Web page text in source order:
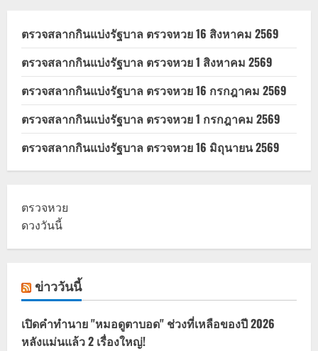
เป๋า
ตัง
ตรวจสลากกินแบ่งรัฐบาล ตรวจหวย 16 สิงหาคม 2569
ตรวจสลากกินแบ่งรัฐบาล ตรวจหวย 1 สิงหาคม 2569
ตรวจสลากกินแบ่งรัฐบาล ตรวจหวย 16 กรกฎาคม 2569
ตรวจสลากกินแบ่งรัฐบาล ตรวจหวย 1 กรกฎาคม 2569
ตรวจสลากกินแบ่งรัฐบาล ตรวจหวย 16 มิถุนายน 2569
ตรวจหวย
ดวงวันนี้
ข่าววันนี้
เปิดคำทำนาย "หมอดูตาบอด" ช่วงที่เหลือของปี 2026
หลังแม่นแล้ว 2 เรื่องใหญ่!